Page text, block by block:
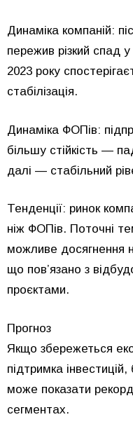
Динаміка компаній:
пережив різкий спад
2023 року
стабілізація.
Динаміка ФОПів:
більшу стійкість —
далі — стабільний
Тенденції: ринок
ніж ФОПів. Поточні
можливе досягнення
що пов’язано з
проєктами.
Прогноз
Якщо збережеться
підтримка
може показати
сегментах.